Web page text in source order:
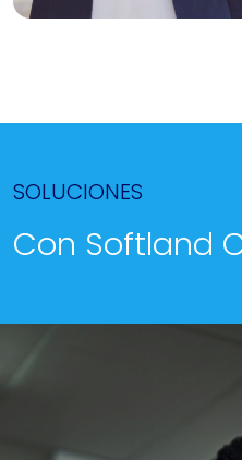
SOLUCIONES
Con Softland